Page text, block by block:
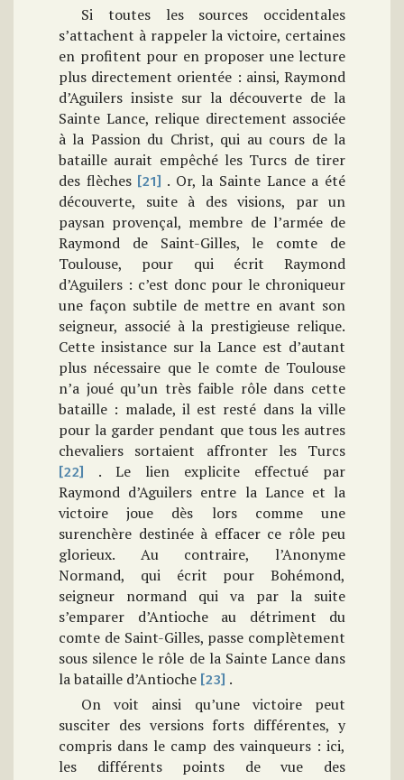
Si toutes les sources occidentales
s’attachent à rappeler la victoire, certaines
en profitent pour en proposer une lecture
plus directement orientée : ainsi, Raymond
d’Aguilers insiste sur la découverte de la
Sainte Lance, relique directement associée
à la Passion du Christ, qui au cours de la
bataille aurait empêché les Turcs de tirer
des flèches [21] . Or, la Sainte Lance a été
découverte, suite à des visions, par un
paysan provençal, membre de l’armée de
Raymond de Saint-Gilles, le comte de
Toulouse, pour qui écrit Raymond
d’Aguilers : c’est donc pour le chroniqueur
une façon subtile de mettre en avant son
seigneur, associé à la prestigieuse relique.
Cette insistance sur la Lance est d’autant
plus nécessaire que le comte de Toulouse
n’a joué qu’un très faible rôle dans cette
bataille : malade, il est resté dans la ville
pour la garder pendant que tous les autres
chevaliers sortaient affronter les Turcs
[22]
. Le lien explicite effectué par
Raymond d’Aguilers entre la Lance et la
victoire joue dès lors comme une
surenchère destinée à effacer ce rôle peu
glorieux. Au contraire, l’Anonyme
Normand, qui écrit pour Bohémond,
seigneur normand qui va par la suite
s’emparer d’Antioche au détriment du
comte de Saint-Gilles, passe complètement
sous silence le rôle de la Sainte Lance dans
la bataille d’Antioche [23] .
On voit ainsi qu’une victoire peut
susciter des versions forts différentes, y
compris dans le camp des vainqueurs : ici,
les différents points de vue des